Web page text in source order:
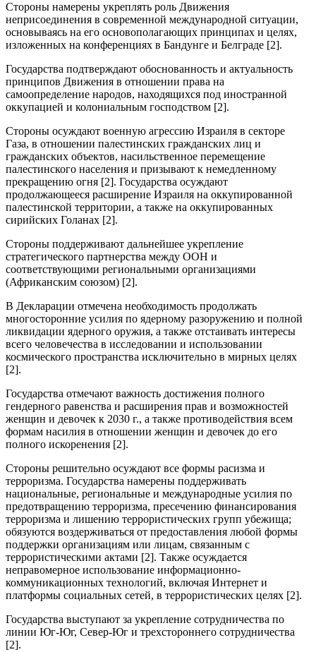
Стороны намерены укреплять роль Движения
неприсоединения в современной международной ситуации,
основываясь на его основополагающих принципах и целях,
изложенных на конференциях в Бандунге и Белграде [2].
Государства подтверждают обоснованность и актуальность
принципов Движения в отношении права на
самоопределение народов, находящихся под иностранной
оккупацией и колониальным господством [2].
Стороны осуждают военную агрессию Израиля в секторе
Газа, в отношении палестинских гражданских лиц и
гражданских объектов, насильственное перемещение
палестинского населения и призывают к немедленному
прекращению огня [2]. Государства осуждают
продолжающееся расширение Израиля на оккупированной
палестинской территории, а также на оккупированных
сирийских Голанах [2].
Стороны поддерживают дальнейшее укрепление
стратегического партнерства между ООН и
соответствующими региональными организациями
(Африканским союзом) [2].
В Декларации отмечена необходимость продолжать
многосторонние усилия по ядерному разоружению и полной
ликвидации ядерного оружия, а также отстаивать интересы
всего человечества в исследовании и использовании
космического пространства исключительно в мирных целях
[2].
Государства отмечают важность достижения полного
гендерного равенства и расширения прав и возможностей
женщин и девочек к 2030 г., а также противодействия всем
формам насилия в отношении женщин и девочек до его
полного искоренения [2].
Стороны решительно осуждают все формы расизма и
терроризма. Государства намерены поддерживать
национальные, региональные и международные усилия по
предотвращению терроризма, пресечению финансирования
терроризма и лишению террористических групп убежища;
обязуются воздерживаться от предоставления любой формы
поддержки организациям или лицам, связанным с
террористическими актами [2]. Также осуждается
неправомерное использование информационно-
коммуникационных технологий, включая Интернет и
платформы социальных сетей, в террористических целях [2].
Государства выступают за укрепление сотрудничества по
линии Юг-Юг, Север-Юг и трехстороннего сотрудничества
[2].